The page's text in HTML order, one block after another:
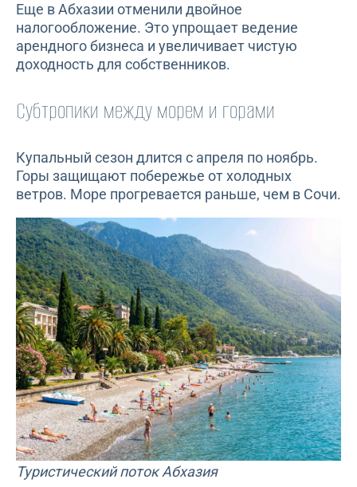
Еще в Абхазии отменили двойное
налогообложение. Это упрощает ведение
арендного бизнеса и увеличивает чистую
доходность для собственников.
Субтропики между морем и горами
Купальный сезон длится с апреля по ноябрь.
Горы защищают побережье от холодных
ветров. Море прогревается раньше, чем в Сочи.
Туристический поток Абхазия